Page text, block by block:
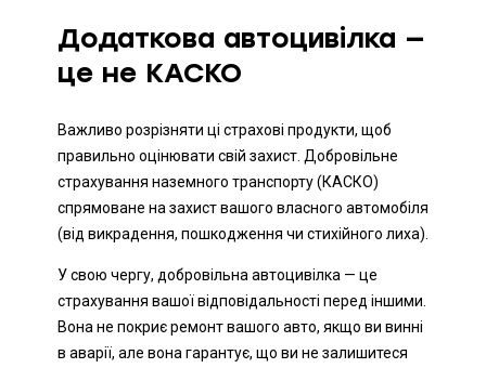
Додаткова автоцивілка —
це не КАСКО
Важливо розрізняти ці страхові продукти, щоб
правильно оцінювати свій захист. Добровільне
страхування наземного транспорту (КАСКО)
спрямоване на захист вашого власного автомобіля
(від викрадення, пошкодження чи стихійного лиха).
У свою чергу, добровільна автоцивілка — це
страхування вашої відповідальності перед іншими.
Вона не покриє ремонт вашого авто, якщо ви винні
в аварії, але вона гарантує, що ви не залишитеся